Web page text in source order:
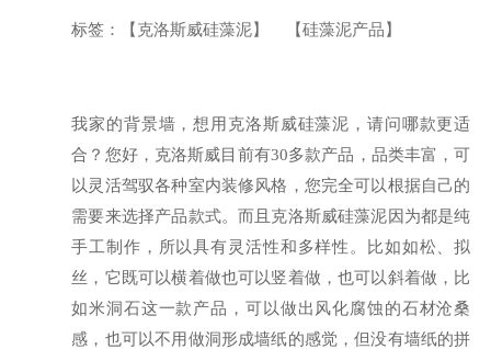
标签： 【克洛斯威硅藻泥】 【硅藻泥产品】
我家的背景墙，想用克洛斯威硅藻泥，请问哪款更适
合？您好，克洛斯威目前有30多款产品，品类丰富，可
以灵活驾驭各种室内装修风格，您完全可以根据自己的
需要来选择产品款式。而且克洛斯威硅藻泥因为都是纯
手工制作，所以具有灵活性和多样性。比如如松、拟
丝，它既可以横着做也可以竖着做，也可以斜着做，比
如米洞石这一款产品，可以做出风化腐蚀的石材沧桑
感，也可以不用做洞形成墙纸的感觉，但没有墙纸的拼